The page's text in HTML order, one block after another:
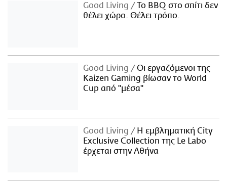
Good Living
Το BBQ στο σπίτι δεν
θέλει χώρο. Θέλει τρόπο.
Good Living
Οι εργαζόμενοι της
Kaizen Gaming βίωσαν το World
Cup από "μέσα"
Good Living
Η εμβληματική City
Exclusive Collection της Le Labo
έρχεται στην Αθήνα